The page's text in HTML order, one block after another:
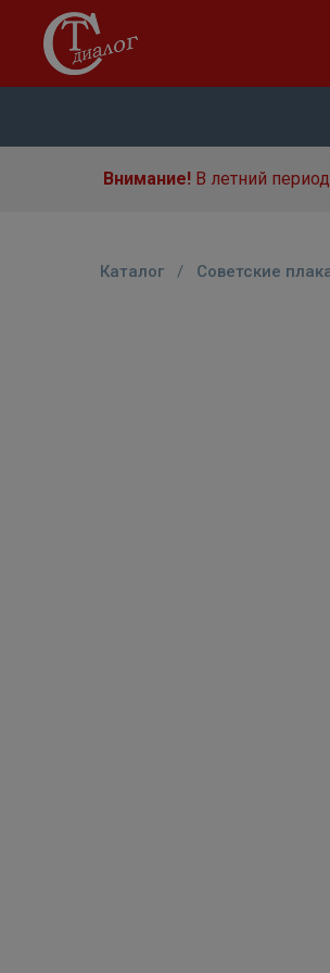
Внимание! В летний
Каталог / Советские